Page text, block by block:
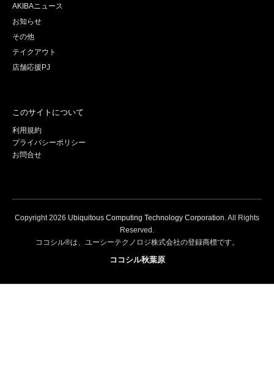
AKIBAニュース
お知らせ
その他
テイクアウト
店舗応援PJ
このサイトについて
利用規約
プライバシーポリシー
お問合せ
Copyright2026 Ubiquitous Computing Technology Corporation. All Rights
Reserved.
ココシル®は、ユーシーテクノロジ株式会社の登録商標です。
ココシル秋葉原